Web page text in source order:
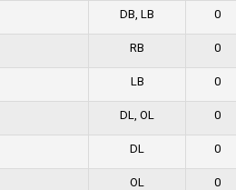
DB, LB 0
RB 0
LB 0
DL, OL 0
DL 0
OL 0